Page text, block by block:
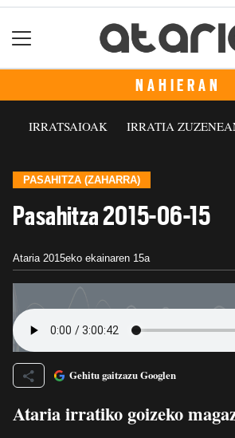
NAHIERAN
IRRATSAIOAK IRRATIA
PASAHITZA (ZAHARRA)
Pasahitza 2015-06-15
Ataria 2015eko ekainaren 15a
Gehitu gaitzazu Googlen
Ataria irratiko goizeko